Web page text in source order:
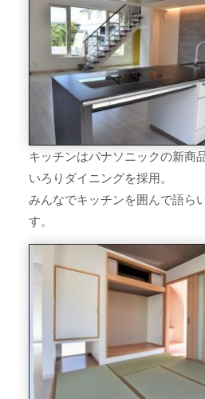
キッチンはパナソニックの新商品
いろりダイニングを採用。
みんなでキッチンを囲んで語ら
す。